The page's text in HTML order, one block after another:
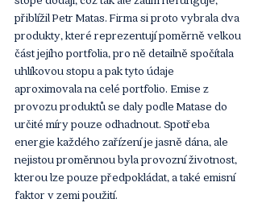
přiblížil Petr Matas. Firma si proto vybrala dva
produkty, které reprezentují poměrně velkou
část jejího portfolia, pro ně detailně spočítala
uhlíkovou stopu a pak tyto údaje
aproximovala na celé portfolio. Emise z
provozu produktů se daly podle Matase do
určité míry pouze odhadnout. Spotřeba
energie každého zařízení je jasně dána, ale
nejistou proměnnou byla provozní životnost,
kterou lze pouze předpokládat, a také emisní
faktor v zemi použití.